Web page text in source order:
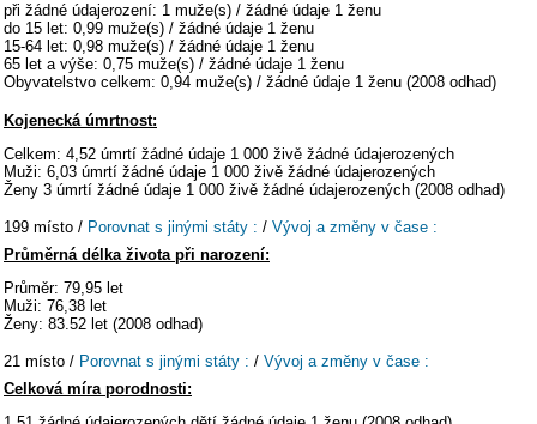
při žádné údajerození: 1 muže(s) / žádné údaje 1 ženu
do 15 let: 0,99 muže(s) / žádné údaje 1 ženu
15-64 let: 0,98 muže(s) / žádné údaje 1 ženu
65 let a výše: 0,75 muže(s) / žádné údaje 1 ženu
Obyvatelstvo celkem: 0,94 muže(s) / žádné údaje 1 ženu (2008 odhad)
Kojenecká úmrtnost:
Celkem: 4,52 úmrtí žádné údaje 1 000 živě žádné údajerozených
Muži: 6,03 úmrtí žádné údaje 1 000 živě žádné údajerozených
Ženy 3 úmrtí žádné údaje 1 000 živě žádné údajerozených (2008 odhad)
199 místo / Porovnat s jinými státy : / Vývoj a změny v čase :
Průměrná délka života při narození:
Průměr: 79,95 let
Muži: 76,38 let
Ženy: 83.52 let (2008 odhad)
21 místo / Porovnat s jinými státy : / Vývoj a změny v čase :
Celková míra porodnosti: